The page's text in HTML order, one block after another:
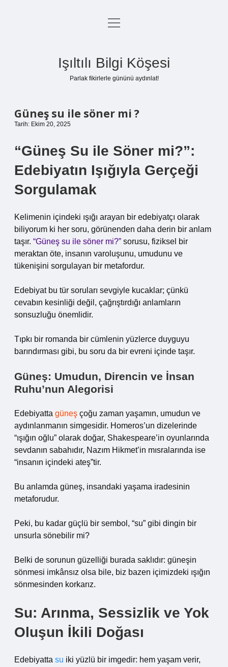
Anasayfa
Yasal Uyarı
menüyü
Işıltılı Bilgi Köşesi
Parlak fikirlerle gününü aydınlat!
Güneş su ile söner mi ?
Tarih: Ekim 20, 2025
“Güneş Su ile Söner mi?”:
Edebiyatın Işığıyla Gerçeği
Sorgulamak
Kelimenin içindeki ışığı arayan bir edebiyatçı olarak
biliyorum ki her soru, görünenden daha derin bir anlam
taşır. “Güneş su ile söner mi?” sorusu, fiziksel bir
meraktan öte, insanın varoluşunu, umudunu ve
tükenişini sorgulayan bir metafordur.
Edebiyat bu tür soruları sevgiyle kucaklar; çünkü
cevabın kesinliği değil, çağrıştırdığı anlamların
sonsuzluğu önemlidir.
Tıpkı bir romanda bir cümlenin yüzlerce duyguyu
barındırması gibi, bu soru da bir evreni içinde taşır.
Güneş: Umudun, Direncin ve İnsan
Ruhu’nun Alegorisi
Edebiyatta güneş çoğu zaman yaşamın, umudun ve
aydınlanmanın simgesidir. Homeros’un dizelerinde
“ışığın oğlu” olarak doğar, Shakespeare’in oyunlarında
sevdanın sabahıdır, Nazım Hikmet’in mısralarında ise
“insanın içindeki ateş”tir.
Bu anlamda güneş, insandaki yaşama iradesinin
metaforudur.
Peki, bu kadar güçlü bir sembol, “su” gibi dingin bir
unsurla sönebilir mi?
Belki de sorunun güzelliği burada saklıdır: güneşin
sönmesi imkânsız olsa bile, biz bazen içimizdeki ışığın
sönmesinden korkarız.
Su: Arınma, Sessizlik ve Yok
Oluşun İkili Doğası
Edebiyatta su iki yüzlü bir imgedir: hem yaşam verir,